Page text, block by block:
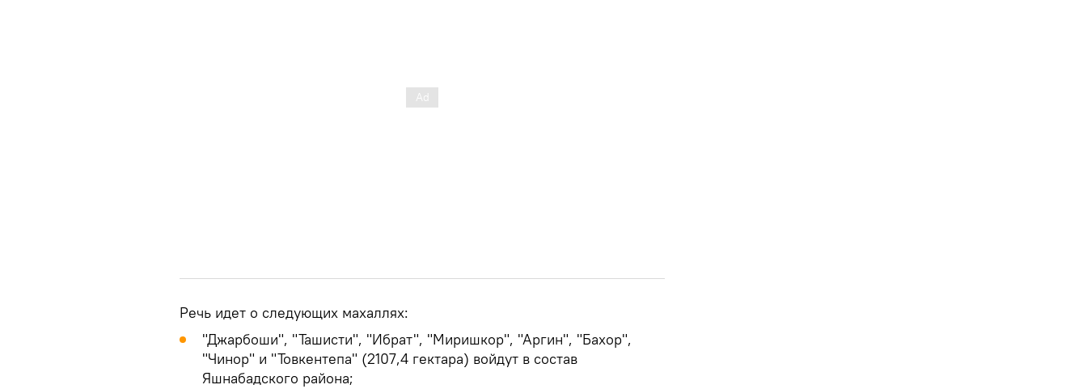
Речь идет о следующих махаллях:
"Джарбоши", "Ташисти", "Ибрат", "Миришкор", "Аргин", "Бахор",
"Чинор" и "Товкентепа" (2107,4 гектара) войдут в состав
Яшнабадского района;